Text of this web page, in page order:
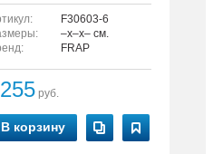
F30603-6
–x–x– см.
FRAP
руб.
В корзину